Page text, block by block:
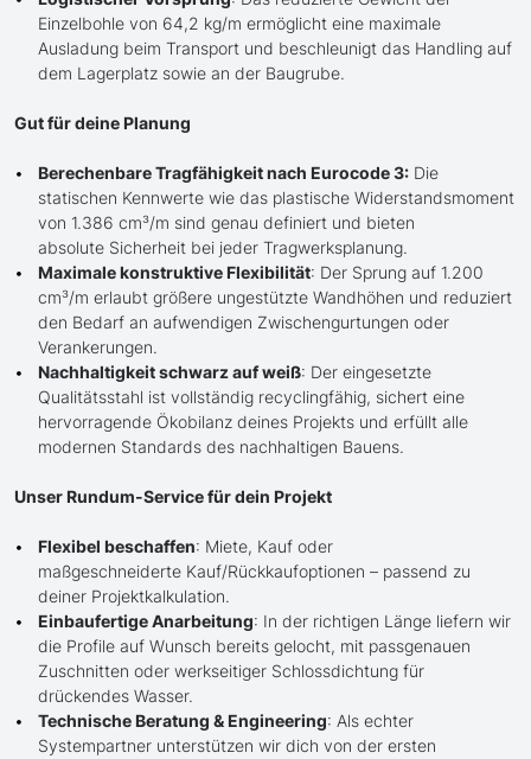
Einzelbohle von 64,2 kg/m ermöglicht eine maximale
Ausladung beim Transport und beschleunigt das Handling auf
dem Lagerplatz sowie an der Baugrube.
Gut für deine Planung
Berechenbare Tragfähigkeit nach Eurocode 3: Die
statischen Kennwerte wie das plastische Widerstandsmoment
von 1.386 cm³/m sind genau definiert und bieten
absolute Sicherheit bei jeder Tragwerksplanung.
Maximale konstruktive Flexibilität: Der Sprung auf 1.200
cm³/m erlaubt größere ungestützte Wandhöhen und reduziert
den Bedarf an aufwendigen Zwischengurtungen oder
Verankerungen.
Nachhaltigkeit schwarz auf weiß: Der eingesetzte
Qualitätsstahl ist vollständig recyclingfähig, sichert eine
hervorragende Ökobilanz deines Projekts und erfüllt alle
modernen Standards des nachhaltigen Bauens.
Unser Rundum-Service für dein Projekt
Flexibel beschaffen: Miete, Kauf oder
maßgeschneiderte Kauf/Rückkaufoptionen – passend zu
deiner Projektkalkulation.
Einbaufertige Anarbeitung: In der richtigen Länge liefern wir
die Profile auf Wunsch bereits gelocht, mit passgenauen
Zuschnitten oder werkseitiger Schlossdichtung für
drückendes Wasser.
Technische Beratung & Engineering: Als echter
Systempartner unterstützen wir dich von der ersten